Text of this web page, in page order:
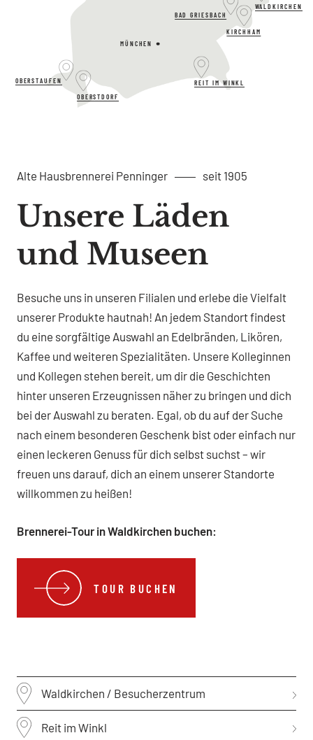
WALDKIRCHEN
BAD GRIESBACH
KIRCHHAM
REIT IM WINKL
OBERSTAUFEN
OBERSTDORF
MÜNCHEN
Alte Hausbrennerei Penninger seit 1905
Unsere Läden
und Museen
Besuche uns in unseren Filialen und erlebe die Vielfalt
unserer Produkte hautnah! An jedem Standort findest
du eine sorgfältige Auswahl an Edelbränden, Likören,
Kaffee und weiteren Spezialitäten. Unsere Kolleginnen
und Kollegen stehen bereit, um dir die Geschichten
hinter unseren Erzeugnissen näher zu bringen und dich
bei der Auswahl zu beraten. Egal, ob du auf der Suche
nach einem besonderen Geschenk bist oder einfach nur
einen leckeren Genuss für dich selbst suchst – wir
freuen uns darauf, dich an einem unserer Standorte
willkommen zu heißen!
Brennerei-Tour in Waldkirchen buchen:
TOUR BUCHEN
Waldkirchen / Besucherzentrum
Reit im Winkl